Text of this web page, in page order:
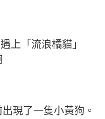
現了一隻小黃狗。